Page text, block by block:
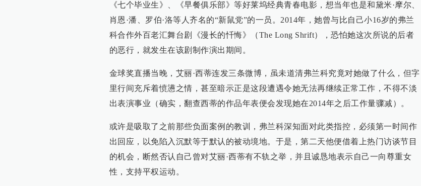
《七个毕业生》、《早餐俱乐部》等好莱坞经典青春电影，想当年也是和黛米·摩尔、
肖恩·潘、罗伯·洛等人齐名的“新鼠党”的一员。2014年，她曾与比自己小16岁的弗兰
科合作外百老汇舞台剧《漫长的忏悔》（The Long Shrift），恐怕她这次所说的后者
的恶行，就发生在该剧制作演出期间。
金球奖直播当晚，艾丽·西蒂连发三条微博，虽未道清弗兰科究竟对她做了什么，但字
里行间充斥着愤懑之情，甚至暗示正是这段遭遇令她无法再继续正常工作，不得不淡
出表演事业（确实，翻查西蒂的作品年表便会发现她在2014年之后工作量骤减）。
或许是吸取了之前那些负面案例的教训，弗兰科深知面对此类指控，必须第一时间作
出回应，以免陷入沉默等于默认的被动境地。于是，第二天他便借着上热门访谈节目
的机会，断然否认自己曾对艾丽·西蒂有不轨之举，并且诚恳地表示自己一向尊重女
性，支持平权运动。